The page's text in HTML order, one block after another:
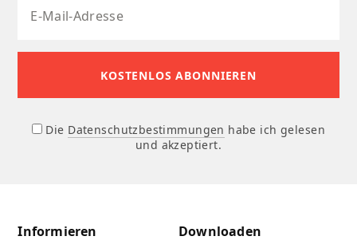
Die Datenschutzbestimmungen habe ich gelesen
und akzeptiert.
Informieren Downloaden